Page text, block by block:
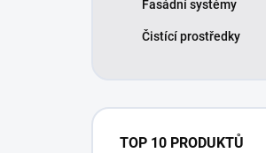
Fasádní systémy
Čistící prostředky
TOP 10 PRODUKTŮ